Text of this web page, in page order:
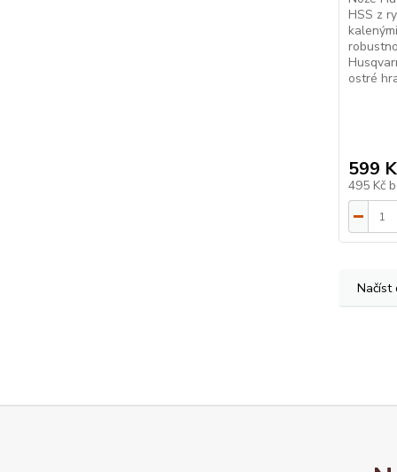
HSS z
ostré
599
495 Kč
Načíst